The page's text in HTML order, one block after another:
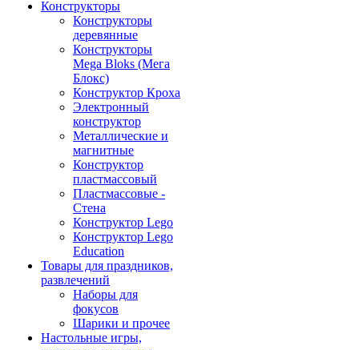
Конструкторы
Конструкторы
деревянные
Конструкторы
Mega Bloks (Мега
Блокс)
Конструктор Кроха
Электронный
конструктор
Металлические и
магнитные
Конструктор
пластмассовый
Пластмассовые -
Стена
Конструктор Lego
Конструктор Lego
Education
Товары для праздников,
развлечений
Наборы для
фокусов
Шарики и прочее
Настольные игры,